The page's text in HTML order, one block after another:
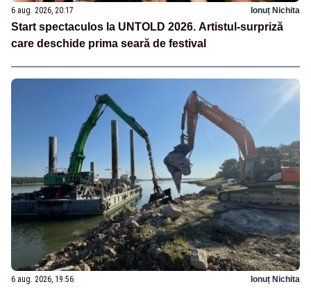
6 aug. 2026, 20:17 Ionuț Nichita
Start spectaculos la UNTOLD 2026. Artistul-surpriză
care deschide prima seară de festival
6 aug. 2026, 19:56 Ionuț Nichita